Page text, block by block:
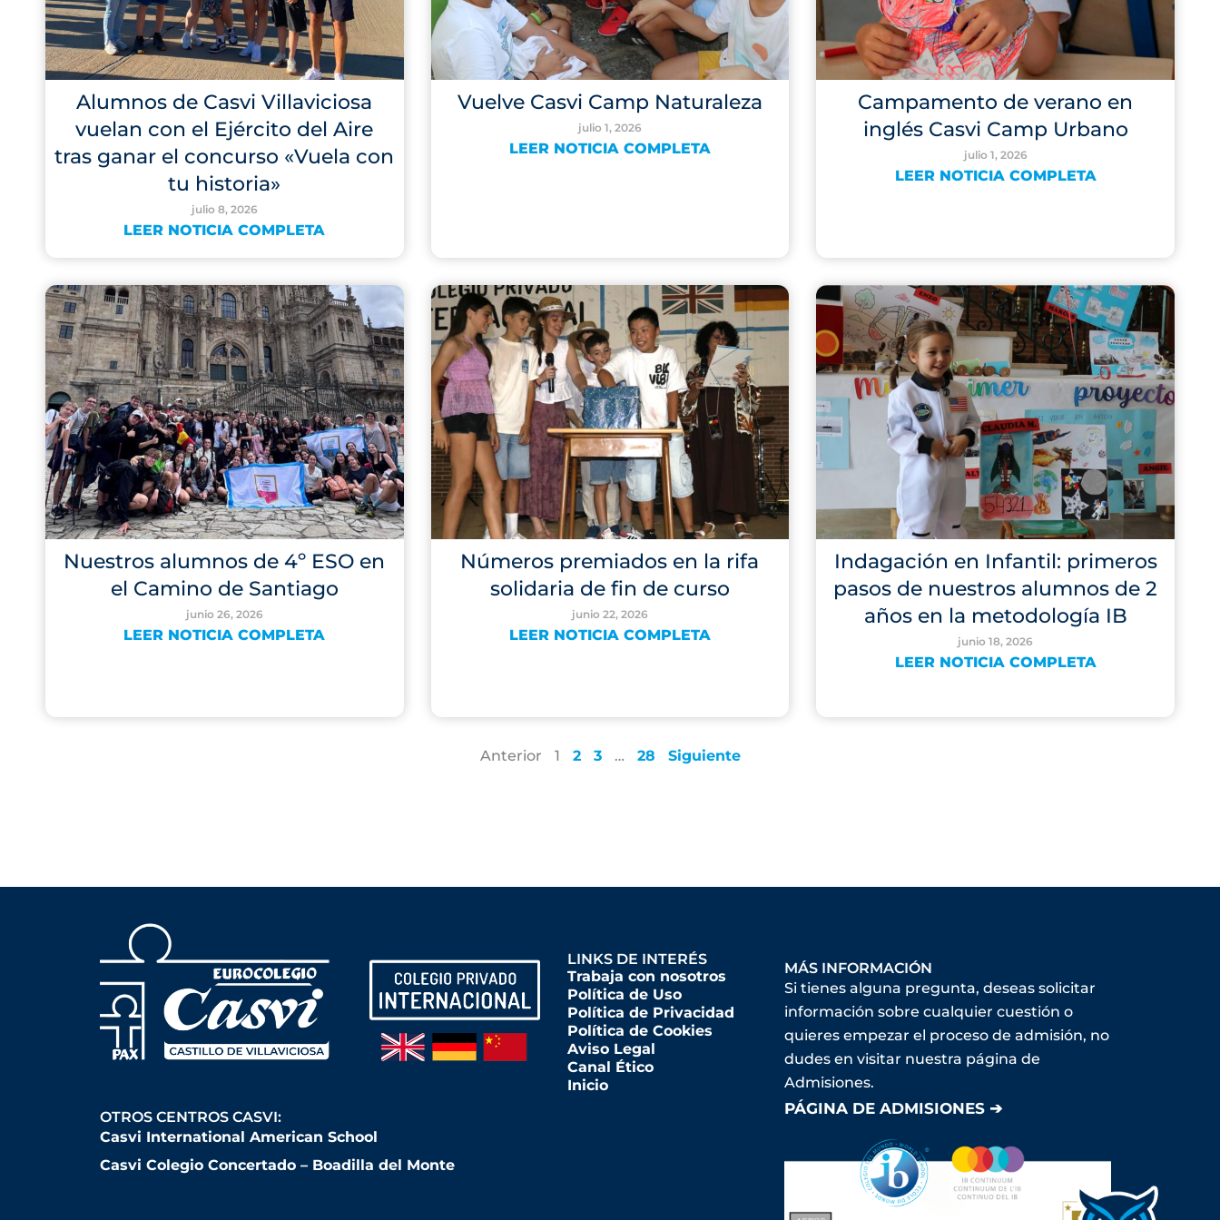
Alumnos de Casvi Villaviciosa
vuelan con el Ejército del Aire
tras ganar el concurso «Vuela con
tu historia»
julio 8, 2026
LEER NOTICIA COMPLETA
Vuelve Casvi Camp Naturaleza
julio 1, 2026
LEER NOTICIA COMPLETA
Campamento de verano en
inglés Casvi Camp Urbano
julio 1, 2026
LEER NOTICIA COMPLETA
Nuestros alumnos de 4º ESO en
el Camino de Santiago
junio 26, 2026
LEER NOTICIA COMPLETA
Números premiados en la rifa
solidaria de fin de curso
junio 22, 2026
LEER NOTICIA COMPLETA
Indagación en Infantil: primeros
pasos de nuestros alumnos de 2
años en la metodología IB
junio 18, 2026
LEER NOTICIA COMPLETA
Anterior 1 2 3 … 28 Siguiente
OTROS CENTROS CASVI:
Casvi International American School
Casvi Colegio Concertado – Boadilla del Monte
LINKS DE INTERÉS
Trabaja con nosotros
Política de Uso
Política de Privacidad
Política de Cookies
Aviso Legal
Canal Ético
Inicio
MÁS INFORMACIÓN
Si tienes alguna pregunta, deseas solicitar
información sobre cualquier cuestión o
quieres empezar el proceso de admisión, no
dudes en visitar nuestra página de
Admisiones.
PÁGINA DE ADMISIONES ➔